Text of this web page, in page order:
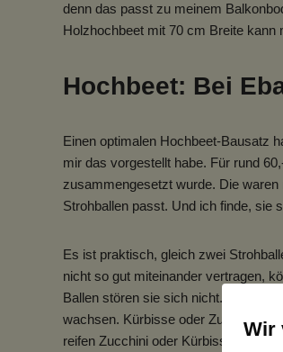
denn das passt zu meinem
Holzhochbeet mit 70 cm Breite kann
Hochbeet: Bei
Einen optimalen Hochbeet-Bausatz
mir das vorgestellt habe. Für rund
zusammengesetzt wurde. Die
Strohballen passt. Und ich finde, sie
Es ist praktisch, gleich zwei
nicht so gut miteinander vertragen,
Ballen stören sie sich nicht. Zwei
wachsen. Kürbisse oder Zucchini
reifen Zucchini oder Kürbisse
Wir